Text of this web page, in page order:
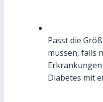
Passt die
müssen, falls
Diabetes mit